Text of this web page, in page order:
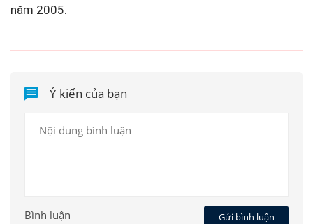
năm 2005.
Ý kiến của bạn
Gửi bình luận
Bình luận